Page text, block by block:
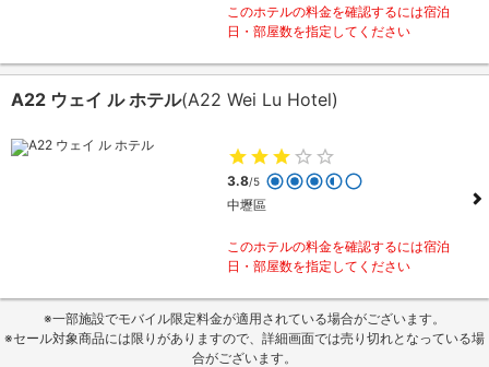
このホテルの料金を確認するには宿泊
日・部屋数を指定してください
A22 ウェイ ル ホテル(A22 Wei Lu Hotel)
3.8/5
中壢區
このホテルの料金を確認するには宿泊
日・部屋数を指定してください
※一部施設でモバイル限定料金が適用されている場合がございます。
※セール対象商品には限りがありますので、詳細画面では売り切れとなっている場
合がございます。